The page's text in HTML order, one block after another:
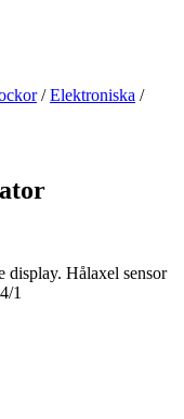
/Elektroniska /
display. Hålaxel sensor
1